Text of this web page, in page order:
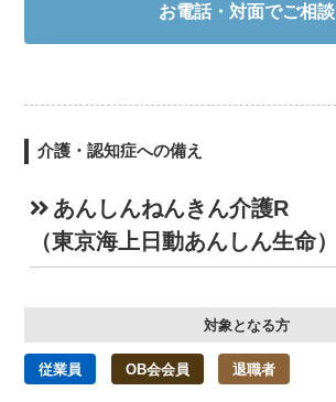
お電話・対面でご相談
介護・認知症への備え
あんしんねんきん介護R
（東京海上日動あんしん生命）
対象となる方
従業員 OB会会員 退職者